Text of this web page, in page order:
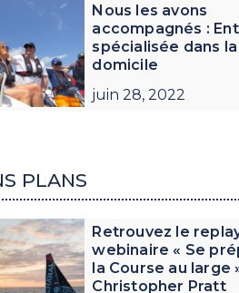
Nous les avons
accompagnés :
spécialisée dans
domicile
juin 28, 2022
PLANS
Retrouvez le
webinaire « Se
la Course au large
Christopher Pratt